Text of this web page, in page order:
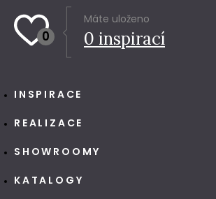
0
Máte uloženo
0 inspirací
INSPIRACE
REALIZACE
SHOWROOMY
KATALOGY